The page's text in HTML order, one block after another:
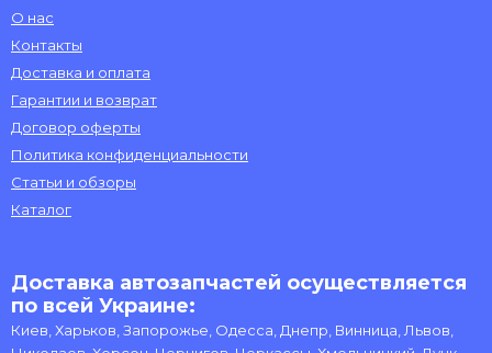
О нас
Контакты
Доставка и оплата
Гарантии и возврат
Договор оферты
Политика конфиденциальности
Статьи и обзоры
Каталог
Доставка автозапчастей осуществляется
по всей Украине:
Киев, Харьков, Запорожье, Одесса, Днепр, Винница, Львов,